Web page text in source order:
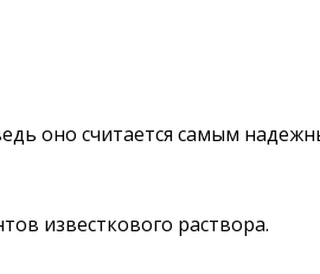
оно считается самым
известкового раствора.